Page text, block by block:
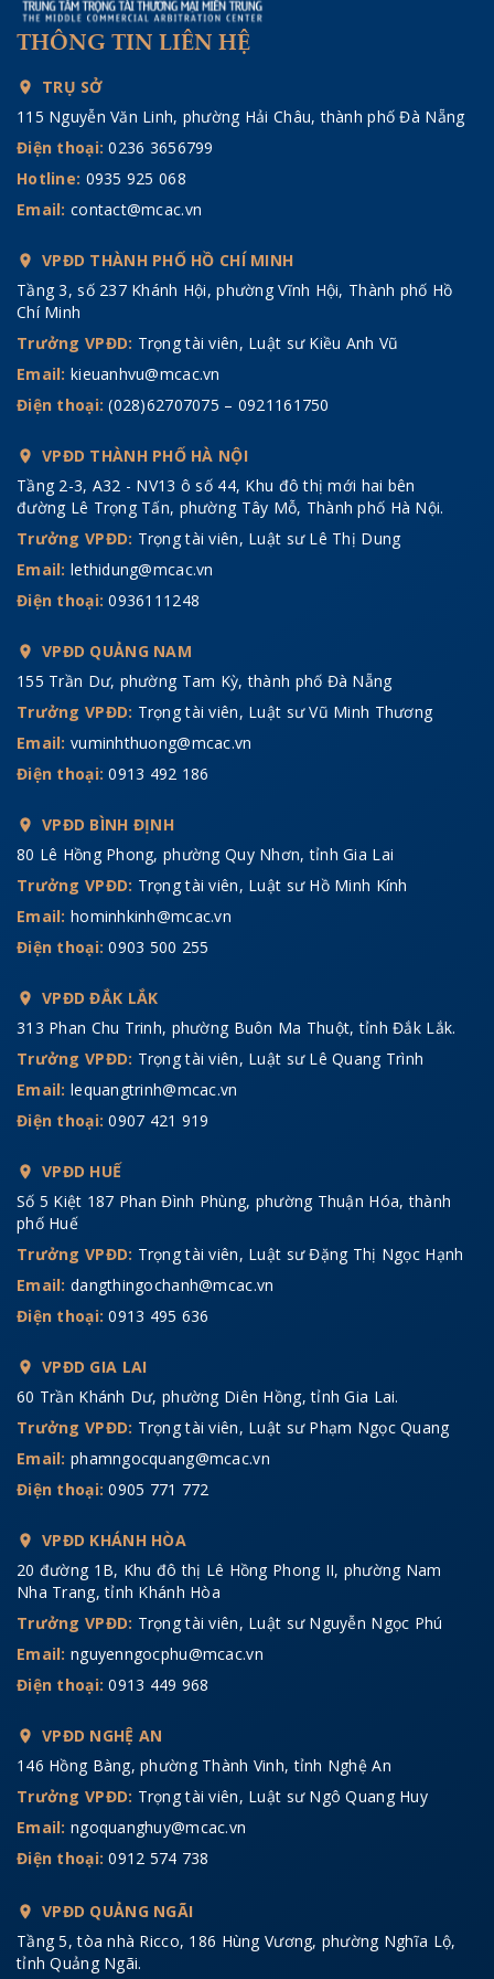
THÔNG TIN LIÊN HỆ
TRỤ SỞ
115 Nguyễn Văn Linh, phường Hải Châu, thành phố Đà Nẵng
Điện thoại:0236 3656799
Hotline: 0935 925 068
Email: contact@mcac.vn
VPĐD THÀNH PHỐ HỒ CHÍ MINH
Tầng 3, số 237 Khánh Hội, phường Vĩnh Hội, Thành phố Hồ
Chí Minh
Trưởng VPĐD: Trọng tài viên, Luật sư Kiều Anh Vũ
Email: kieuanhvu@mcac.vn
Điện thoại:(028)62707075 – 0921161750
VPĐD THÀNH PHỐ HÀ NỘI
Tầng 2-3, A32 - NV13 ô số 44, Khu đô thị mới hai bên
đường Lê Trọng Tấn, phường Tây Mỗ, Thành phố Hà Nội.
Trưởng VPĐD: Trọng tài viên, Luật sư Lê Thị Dung
Email: lethidung@mcac.vn
Điện thoại:0936111248
VPĐD QUẢNG NAM
155 Trần Dư, phường Tam Kỳ, thành phố Đà Nẵng
Trưởng VPĐD: Trọng tài viên, Luật sư Vũ Minh Thương
Email: vuminhthuong@mcac.vn
Điện thoại:0913 492 186
VPĐD BÌNH ĐỊNH
80 Lê Hồng Phong, phường Quy Nhơn, tỉnh Gia Lai
Trưởng VPĐD: Trọng tài viên, Luật sư Hồ Minh Kính
Email: hominhkinh@mcac.vn
Điện thoại:0903 500 255
VPĐD ĐẮK LẮK
313 Phan Chu Trinh, phường Buôn Ma Thuột, tỉnh Đắk Lắk.
Trưởng VPĐD: Trọng tài viên, Luật sư Lê Quang Trình
Email: lequangtrinh@mcac.vn
Điện thoại:0907 421 919
VPĐD HUẾ
Số 5 Kiệt 187 Phan Đình Phùng, phường Thuận Hóa, thành
phố Huế
Trưởng VPĐD: Trọng tài viên, Luật sư Đặng Thị Ngọc Hạnh
Email: dangthingochanh@mcac.vn
Điện thoại:0913 495 636
VPĐD GIA LAI
60 Trần Khánh Dư, phường Diên Hồng, tỉnh Gia Lai.
Trưởng VPĐD: Trọng tài viên, Luật sư Phạm Ngọc Quang
Email: phamngocquang@mcac.vn
Điện thoại:0905 771 772
VPĐD KHÁNH HÒA
20 đường 1B, Khu đô thị Lê Hồng Phong II, phường Nam
Nha Trang, tỉnh Khánh Hòa
Trưởng VPĐD: Trọng tài viên, Luật sư Nguyễn Ngọc Phú
Email: nguyenngocphu@mcac.vn
Điện thoại:0913 449 968
VPĐD NGHỆ AN
146 Hồng Bàng, phường Thành Vinh, tỉnh Nghệ An
Trưởng VPĐD: Trọng tài viên, Luật sư Ngô Quang Huy
Email: ngoquanghuy@mcac.vn
Điện thoại:0912 574 738
VPĐD QUẢNG NGÃI
Tầng 5, tòa nhà Ricco, 186 Hùng Vương, phường Nghĩa Lộ,
tỉnh Quảng Ngãi.